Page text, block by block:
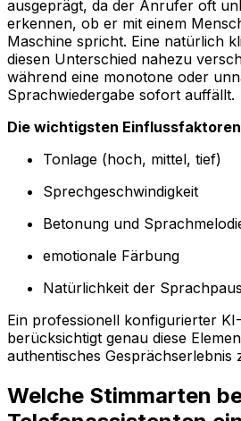
ausgeprägt, da der Anrufer oft
erkennen, ob er mit einem
Maschine spricht. Eine natürlich
diesen Unterschied nahezu
während eine monotone oder
Sprachwiedergabe sofort auffällt.
Die wichtigsten
Tonlage (hoch, mittel, tief)
Sprechgeschwindigkeit
Betonung und
emotionale Färbung
Natürlichkeit der
Ein professionell konfigurierter
berücksichtigt genau diese
authentisches Gesprächserlebnis
Welche Stimmarten